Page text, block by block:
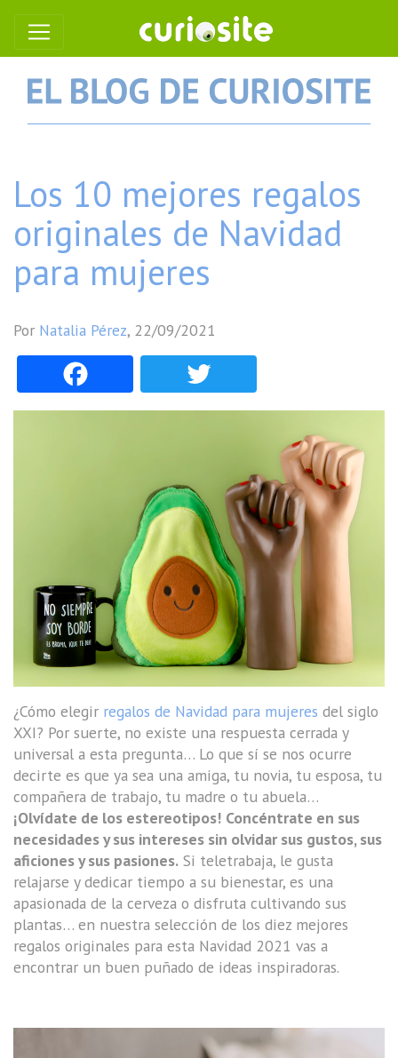
Los 10 mejores regalos
originales de Navidad
para mujeres
Por Natalia Pérez, 22/09/2021
Facebook
¿Cómo elegir regalos de Navidad para mujeres del siglo
XXI? Por suerte, no existe una respuesta cerrada y
universal a esta pregunta… Lo que sí se nos ocurre
decirte es que ya sea una amiga, tu novia, tu esposa, tu
compañera de trabajo, tu madre o tu abuela…
¡Olvídate de los estereotipos! Concéntrate en sus
necesidades y sus intereses sin olvidar sus gustos, sus
aficiones y sus pasiones. Si teletrabaja, le gusta
relajarse y dedicar tiempo a su bienestar, es una
apasionada de la cerveza o disfruta cultivando sus
plantas… en nuestra selección de los diez mejores
regalos originales para esta Navidad 2021 vas a
encontrar un buen puñado de ideas inspiradoras.